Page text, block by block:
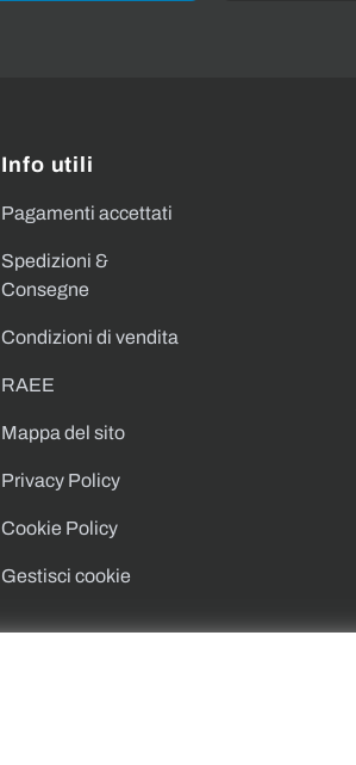
Info utili
Pagamenti accettati
Spedizioni &
Consegne
Condizioni di vendita
RAEE
Mappa del sito
Privacy Policy
Cookie Policy
Gestisci cookie